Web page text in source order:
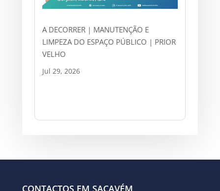
A DECORRER | MANUTENÇÃO E
LIMPEZA DO ESPAÇO PÚBLICO | PRIOR
VELHO
Jul 29, 2026
CONTACTOS EM SACAVÉM